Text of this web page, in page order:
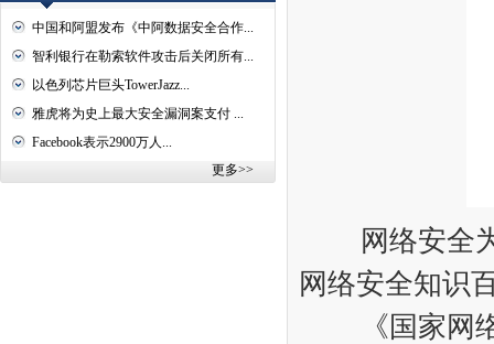
中国和阿盟发布《中阿数据安全合作...
智利银行在勒索软件攻击后关闭所有...
以色列芯片巨头TowerJazz...
雅虎将为史上最大安全漏洞案支付 ...
Facebook表示2900万人...
更多>>
网络安全为
网络安全知
《国家网络